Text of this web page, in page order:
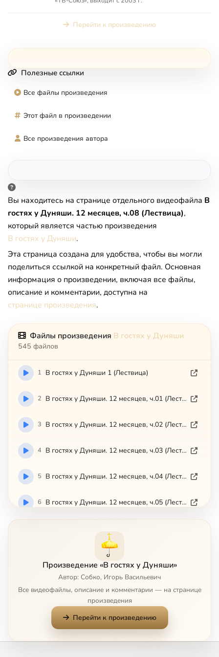
Перейти к произведению
Полезные ссылки
Все файлы произведения
Этот файл в произведении
Все произведения автора
Вы находитесь на странице отдельного видеофайла В
гостях у Дуняши. 12 месяцев, ч.08 (Лествица),
который является частью произведения
В гостях у Дуняши.
Эта страница создана для удобства, чтобы вы могли
поделиться ссылкой на конкретный файл. Основная
информация о произведении, включая все файлы,
описание и комментарии, доступна на
странице произведения.
Файлы произведения В гостях у Дуняши
545 файлов
1 В гостях у Дуняши 1 (Лествица)
2 В гостях у Дуняши. 12 месяцев, ч.01 (Лествица)
3 В гостях у Дуняши. 12 месяцев, ч.02 (Лествица)
4 В гостях у Дуняши. 12 месяцев, ч.03 (Лествица)
5 В гостях у Дуняши. 12 месяцев, ч.04 (Лествица)
6 В гостях у Дуняши. 12 месяцев, ч.05 (Лествица)
В гостях у Дуняши. 12 месяцев, ч.08 (Лествица)
Произведение «В гостях у Дуняши»
Автор: Собко, Игорь Васильевич
Все видеофайлы, описание и комментарии — на странице
произведения
Перейти к произведению